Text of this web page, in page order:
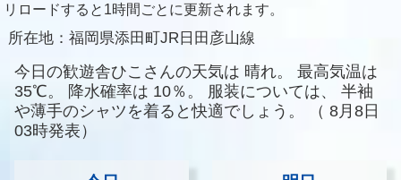
リロードすると1時間ごとに更新されます。
所在地： 福岡県添田町JR日田彦山線
今日の歓遊舎ひこさんの天気は 晴れ。
最高気温は
35℃。
降水確率は 10％。 服装については、
半袖
や薄手のシャツを着ると快適でしょう。
（ 8月8日
03時発表）